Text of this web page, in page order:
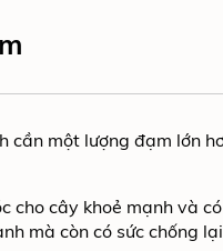
cần một lượng đạm lớn
cho cây khoẻ mạnh và
mà còn có sức chống